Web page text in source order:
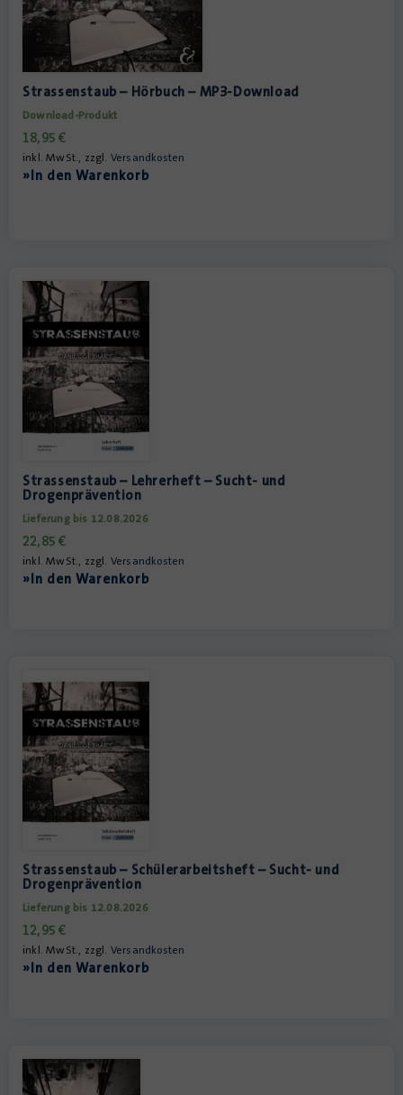
Strassenstaub – Hörbuch – MP3-Download
Download-Produkt
18,95€
inkl. MwSt., zzgl. Versandkosten
»In den Warenkorb
Strassenstaub – Lehrerheft – Sucht- und
Drogenprävention
Lieferung bis 12.08.2026
22,85€
inkl. MwSt., zzgl. Versandkosten
»In den Warenkorb
Strassenstaub – Schülerarbeitsheft – Sucht- und
Drogenprävention
Lieferung bis 12.08.2026
12,95€
inkl. MwSt., zzgl. Versandkosten
»In den Warenkorb